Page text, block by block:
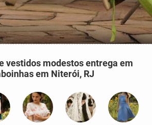
vestidos modestos entrega em
em Niterói, RJ